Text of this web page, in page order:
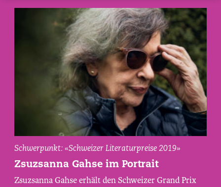
Zsuzsanna
fotografiert
von
Schwerpunkt: «Schweizer Literaturpreise 2019»
Zsuzsanna Gahse im Portrait
Zsuzsanna Gahse erhält den Schweizer Grand Prix